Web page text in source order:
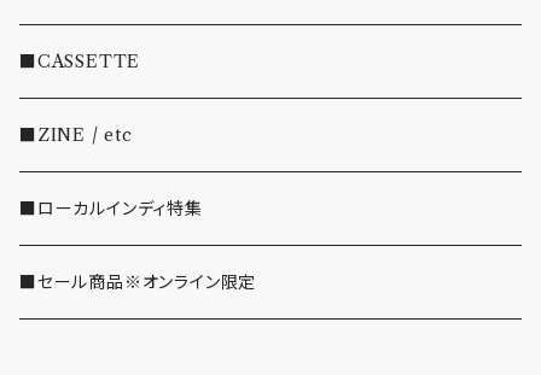
・EMO/PUNK/POST HC
・SHOEGAZE/DREAMPOP/POST ROCK
・OTHER(LOUD/JUNK/RAP/ etc...)
■CASSETTE
■ZINE / etc
■ローカルインディ特集
■セール商品※オンライン限定